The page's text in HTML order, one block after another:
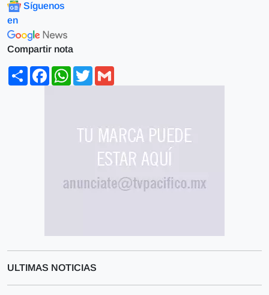
Síguenos
en
Compartir nota
ShareFacebookWhatsApp
Twitter
ULTIMAS NOTICIAS